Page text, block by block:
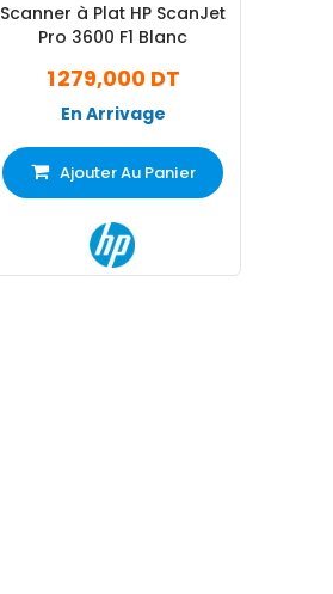
Scanner à Plat HP ScanJet
Pro 3600 F1 Blanc
1 279,000 DT
En Arrivage
Ajouter Au Panier